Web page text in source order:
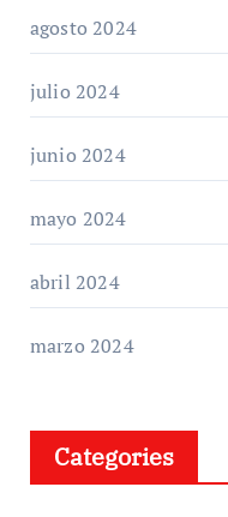
agosto 2024
julio 2024
junio 2024
mayo 2024
abril 2024
marzo 2024
Categories